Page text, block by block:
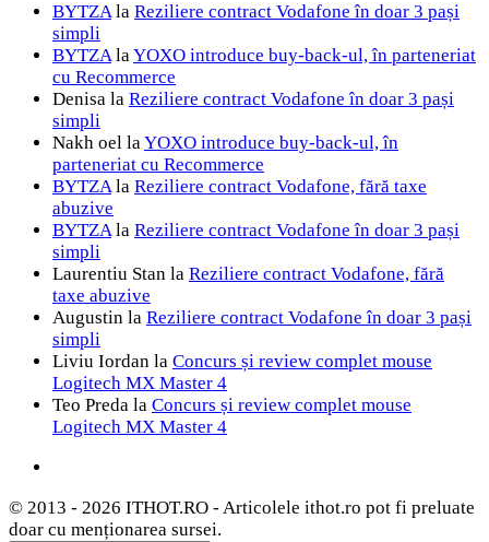
BYTZAla Reziliere contract Vodafone în doar 3 pași
simpli
BYTZAlaYOXO introduce buy-back-ul, în parteneriat
cu Recommerce
Denisa la Reziliere contract Vodafone în doar 3 pași
simpli
Nakh oel laYOXO introduce buy-back-ul, în
parteneriat cu Recommerce
BYTZAla Reziliere contract Vodafone, fără taxe
abuzive
BYTZAla Reziliere contract Vodafone în doar 3 pași
simpli
Laurentiu Stan la Reziliere contract Vodafone, fără
taxe abuzive
Augustin la Reziliere contract Vodafone în doar 3 pași
simpli
Liviu Iordan la Concurs și review complet mouse
Logitech MX Master 4
Teo Preda la Concurs și review complet mouse
Logitech MX Master 4
© 2013 - 2026 ITHOT.RO - Articolele ithot.ro pot fi preluate
doar cu menționarea sursei.